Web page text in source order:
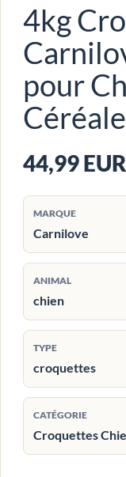
4kg
pour
44,99 EUR
MARQUE
Carnilove
ANIMAL
chien
TYPE
croquettes
CATÉGORIE
Croquettes